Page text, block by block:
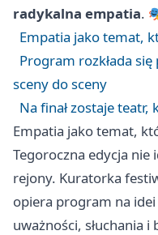
radykalna empatia.
Empatia jako temat,
Program rozkłada
sceny do sceny
Na finał zostaje
Empatia jako temat,
Tegoroczna edycja nie
rejony. Kuratorka
opiera program na
uważności, słuchania